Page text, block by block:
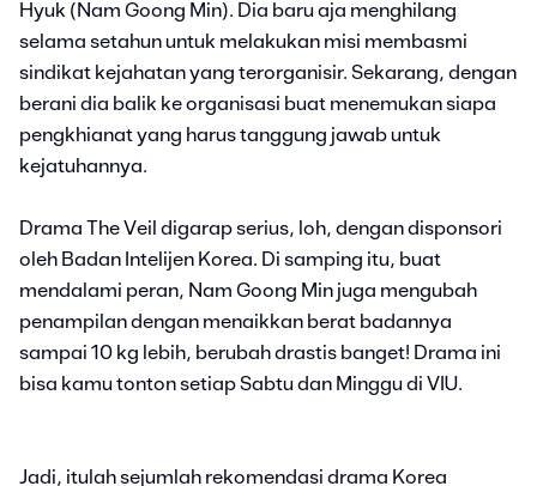
Hyuk (Nam Goong Min). Dia baru aja menghilang
selama setahun untuk melakukan misi membasmi
sindikat kejahatan yang terorganisir. Sekarang, dengan
berani dia balik ke organisasi buat menemukan siapa
pengkhianat yang harus tanggung jawab untuk
kejatuhannya.
Drama The Veil digarap serius, loh, dengan disponsori
oleh Badan Intelijen Korea. Di samping itu, buat
mendalami peran, Nam Goong Min juga mengubah
penampilan dengan menaikkan berat badannya
sampai 10 kg lebih, berubah drastis banget! Drama ini
bisa kamu tonton setiap Sabtu dan Minggu di VIU.
Jadi, itulah sejumlah rekomendasi drama Korea